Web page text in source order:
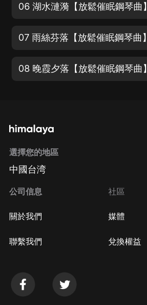
06 湖水漣漪【放鬆催眠鋼琴曲】
07 雨絲芬落【放鬆催眠鋼琴曲】
08 晚霞夕落【放鬆催眠鋼琴曲】
選擇您的地區
中國台湾
公司信息
關於我們
聯繫我們
社區
媒體
兌換權益